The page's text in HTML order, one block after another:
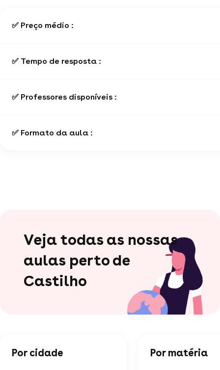
✅ Preço médio :
✅ Tempo de resposta :
✅ Professores disponíveis :
✅ Formato da aula :
Veja todas as nossas
aulas perto de
Castilho
Por cidade Por matéria